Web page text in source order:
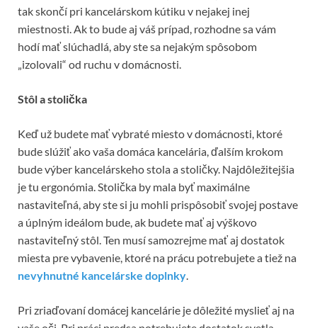
tak skončí pri kancelárskom kútiku v nejakej inej
miestnosti. Ak to bude aj váš prípad, rozhodne sa vám
hodí mať slúchadlá, aby ste sa nejakým spôsobom
„izolovali“ od ruchu v domácnosti.
Stôl a stolička
Keď už budete mať vybraté miesto v domácnosti, ktoré
bude slúžiť ako vaša domáca kancelária, ďalším krokom
bude výber kancelárskeho stola a stoličky. Najdôležitejšia
je tu ergonómia. Stolička by mala byť maximálne
nastaviteľná, aby ste si ju mohli prispôsobiť svojej postave
a úplným ideálom bude, ak budete mať aj výškovo
nastaviteľný stôl. Ten musí samozrejme mať aj dostatok
miesta pre vybavenie, ktoré na prácu potrebujete a tiež na
nevyhnutné kancelárske doplnky.
Pri zriaďovaní domácej kancelárie je dôležité myslieť aj na